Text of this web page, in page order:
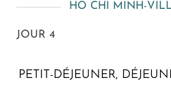
HÔ CHI MINH-
JOUR 4
PETIT-DÉJEUNER,